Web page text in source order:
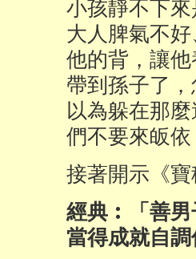
小孩靜不下
大人脾氣不
他的背，讓
帶到孫子了
以為躲在那
們不要來皈
接著開示《
經典︰「善
當得成就自